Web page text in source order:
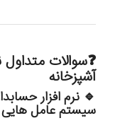
❓سوالات متداول
آشپزخانه
🔹 نرم افزار
سیستم عامل هایی